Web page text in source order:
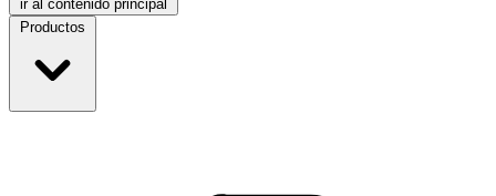
ir al contenido principal
Productos